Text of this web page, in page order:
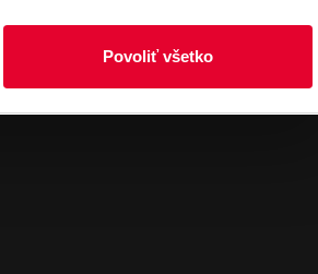
Povoliť všetko